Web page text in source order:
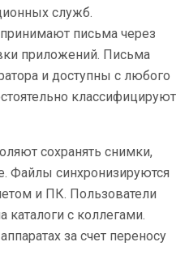
служб.
письма через
приложений. Письма
и доступны с любого
классифицируют
сохранять снимки,
Файлы синхронизируются
и ПК. Пользователи
с коллегами.
за счет переносу